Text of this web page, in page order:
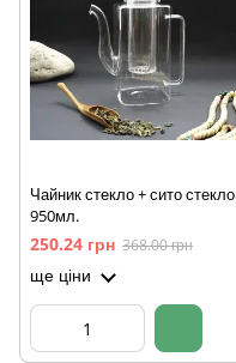
Чайник стекло + сито стекло
950мл.
250.24 грн 368.00 грн
ще ціни